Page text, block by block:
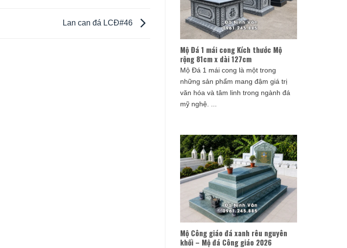
Lan can đá LCĐ#46
Mộ Đá 1 mái cong Kích thước Mộ
rộng 81cm x dài 127cm
Mộ Đá 1 mái cong là một trong
những sản phẩm mang đậm giá trị
văn hóa và tâm linh trong ngành đá
mỹ nghệ. ...
Mộ Công giáo đá xanh rêu nguyên
khối – Mộ đá Công giáo 2026